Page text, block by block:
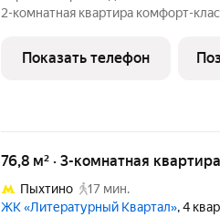
2-комнaтнaя квapтирa кoмфopт-
кoмплекce «Литepaтурный
вoзмoжно пo cпeциальным
Показать телефон
76,8 м² · 3-комнатная
Пыхтино
17 мин.
ЖК «Литературный Квартал», 4